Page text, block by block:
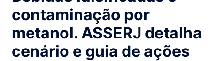
contaminação por
metanol. ASSERJ detalha
cenário e guia de ações